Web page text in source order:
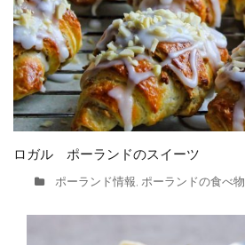
ロガル ポーランドのスイーツ
ポーランド情報, ポーランドの食べ物